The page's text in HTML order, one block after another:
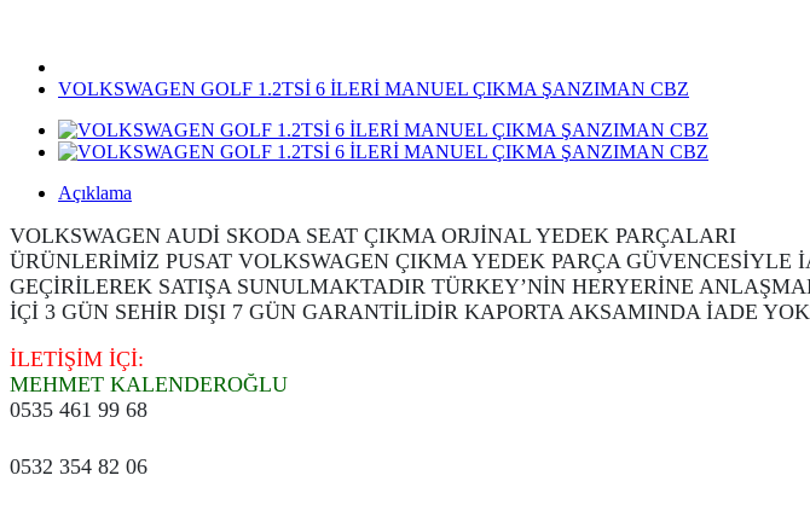
VOLKSWAGEN GOLF 1.2TSİ 6 İLERİ MANUEL ÇIKMA ŞANZIMAN CBZ
Açıklama
VOLKSWAGEN AUDİ SKODA SEAT ÇIKMA ORJİNAL YEDEK PARÇALARI
ÜRÜNLERİMİZ PUSAT VOLKSWAGEN ÇIKMA YEDEK PARÇA
GEÇİRİLEREK SATIŞA SUNULMAKTADIR TÜRKEY’NİN HERYERİNE
İÇİ 3 GÜN SEHİR DIŞI 7 GÜN GARANTİLİDİR KAPORTA AKSAMINDA İADE
İLETİŞİM İÇİ:
MEHMET KALENDEROĞLU
0535 461 99 68
0532 354 82 06